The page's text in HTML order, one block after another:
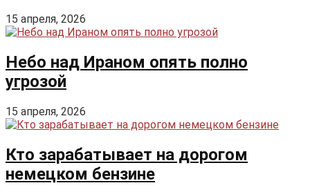
15 апреля, 2026
Небо над Ираном опять полно
угрозой
15 апреля, 2026
Кто зарабатывает на дорогом
немецком бензине